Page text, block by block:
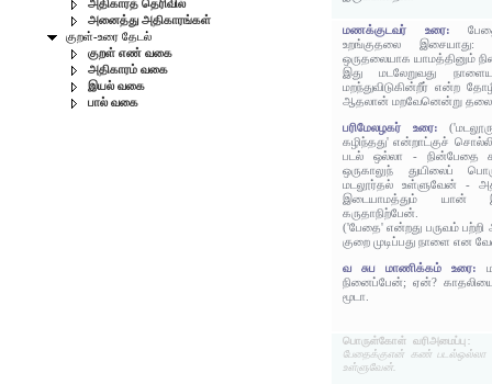
அதிகாரத் தெரிவில்
அனைத்து அதிகாரங்கள்
குறள்-உரை தேடல்
குறள் எண் வகை
அதிகாரம் வகை
இயல் வகை
பால் வகை
மணக்குடவர் உரை:
உறங்குதலை
ஒருதலையாக யாமத்தினும்
இது மடலேறுவது
மறந்துவிடுகின்றீர் என்ற
ஆதலான் மறவேனென்று
பரிமேலழகர் உரை:
கழிந்தது' என்றாட்குச்
படல் ஒல்லா -
ஒருகாலுந் துயிலைப்
மடலூர்தல் உள்ளுவேன் -
இடையாமத்தும் யான்
கருதாநிற்பேன்.
('பேதை' என்றது பருவம்
குறை முடிப்பது நாளை என
வ சுப மாணிக்கம் உரை:
நினைப்பேன்; ஏன்?
மூடா.
பொருள்கோள் வரிஅமைப்பு:
பேதைக்குஎன் கண் படல்ஒல்லா
உள்ளுவேன்.